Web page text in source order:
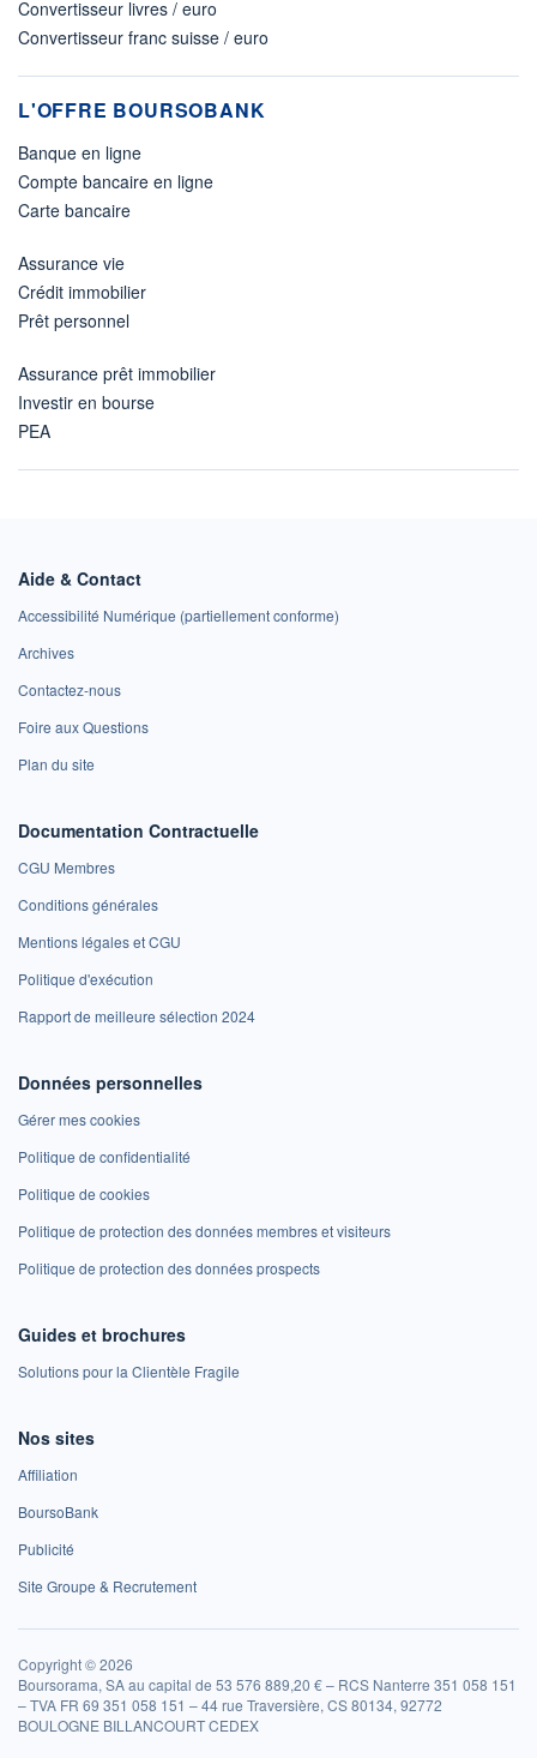
Convertisseur livres / euro
Convertisseur franc suisse / euro
L'OFFRE BOURSOBANK
Banque en ligne
Compte bancaire en ligne
Carte bancaire
Assurance vie
Crédit immobilier
Prêt personnel
Assurance prêt immobilier
Investir en bourse
PEA
Aide & Contact
Accessibilité Numérique (partiellement conforme)
Archives
Contactez-nous
Foire aux Questions
Plan du site
Documentation Contractuelle
CGU Membres
Conditions générales
Mentions légales et CGU
Politique d'exécution
Rapport de meilleure sélection 2024
Données personnelles
Gérer mes cookies
Politique de confidentialité
Politique de cookies
Politique de protection des données membres et visiteurs
Politique de protection des données prospects
Guides et brochures
Solutions pour la Clientèle Fragile
Nos sites
Affiliation
BoursoBank
Publicité
Site Groupe & Recrutement
Copyright © 2026
Boursorama, SA au capital de 53 576 889,20 € – RCS Nanterre 351 058 151
– TVA FR 69 351 058 151 – 44 rue Traversière, CS 80134, 92772
BOULOGNE BILLANCOURT CEDEX